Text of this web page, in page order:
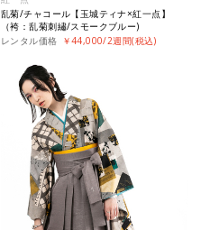
乱菊/チャコール【玉城ティナ×紅一点】
（袴：乱菊刺繡/スモークブルー)
レンタル価格 ￥44,000/2週間(税込)